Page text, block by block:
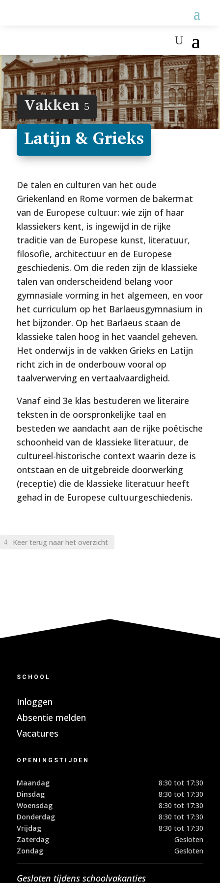
Vakken 5
Latijn & Grieks
De talen en culturen van het oude
Griekenland en Rome vormen de bakermat
van de Europese cultuur: wie zijn of haar
klassiekers kent, is ingewijd in de rijke
traditie van de Europese kunst, literatuur,
filosofie, architectuur en de Europese
geschiedenis. Om die reden zijn de klassieke
talen van onderscheidend belang voor
gymnasiale vorming in het algemeen, en voor
het curriculum op het Barlaeusgymnasium in
het bijzonder. Op het Barlaeus staan de
klassieke talen hoog in het vaandel geheven.
Het onderwijs in de vakken Grieks en Latijn
richt zich in de onderbouw vooral op
taalverwerving en vertaalvaardigheid.
Vanaf eind 3e klas bestuderen we literaire
teksten in de oorspronkelijke taal en
besteden we aandacht aan de rijke poëtische
schoonheid van de klassieke literatuur, de
cultureel-historische context waarin deze is
ontstaan en de uitgebreide doorwerking
(receptie) die de klassieke literatuur heeft
gehad in de Europese cultuurgeschiedenis.
Keer terug naar het overzicht
SCHOOL
Inloggen
Absentie melden
Vacatures
OPENINGSTIJDEN
Maandag
8:30 tot 17:30
Dinsdag
8:30 tot 17:30
Woensdag
8:30 tot 17:30
Donderdag
8:30 tot 17:30
Vrijdag
8:30 tot 17:30
Zaterdag
Gesloten
Zondag
Gesloten
Gesloten tijdens schoolvakanties